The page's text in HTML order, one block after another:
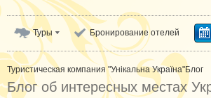
Туры Бронирование отелей
Туристическая компания "Унікальна Україна"Блог
Блог об интересных местах